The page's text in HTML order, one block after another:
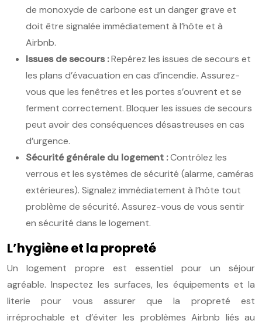
de monoxyde de carbone est un danger grave et
doit être signalée immédiatement à l’hôte et à
Airbnb.
Issues de secours :Repérez les issues de secours et
les plans d’évacuation en cas d’incendie. Assurez-
vous que les fenêtres et les portes s’ouvrent et se
ferment correctement. Bloquer les issues de secours
peut avoir des conséquences désastreuses en cas
d’urgence.
Sécurité générale du logement :Contrôlez les
verrous et les systèmes de sécurité (alarme, caméras
extérieures). Signalez immédiatement à l’hôte tout
problème de sécurité. Assurez-vous de vous sentir
en sécurité dans le logement.
L’hygiène et la propreté
Un logement propre est essentiel pour un séjour
agréable. Inspectez les surfaces, les équipements et la
literie pour vous assurer que la propreté est
irréprochable et d’éviter les problèmes Airbnb liés au